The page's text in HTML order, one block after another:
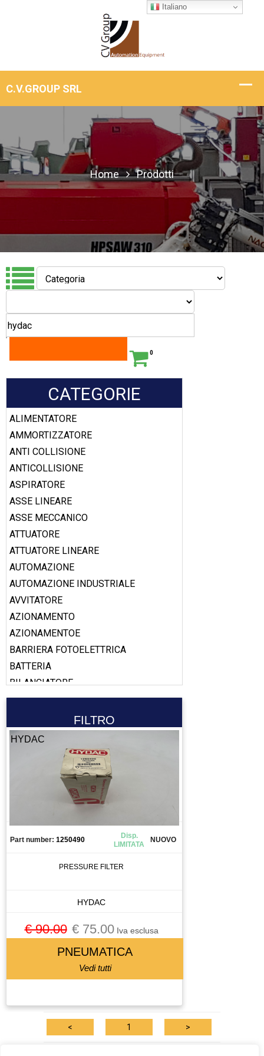
Home Prodotti
0
CATEGORIE
ALIMENTATORE
AMMORTIZZATORE
ANTI COLLISIONE
ANTICOLLISIONE
ASPIRATORE
ASSE LINEARE
ASSE MECCANICO
ATTUATORE
ATTUATORE LINEARE
AUTOMAZIONE
AUTOMAZIONE INDUSTRIALE
AVVITATORE
AZIONAMENTO
AZIONAMENTOE
BARRIERA FOTOELETTRICA
BATTERIA
BILANCIATORE
BOBINA
CABLAGGIO
CANALIZZAZIONE
CASSETTO DI SALDATURA
CHILLER
CHIUSURA PNEUMATICA
CHIUSURA PNEUMATICAA
CIABATTA DI CONNESSIONE
CIRCUITO STAMPATO
CIRCUITO STAMPATOTO
FILTRO
HYDAC
Part number: 1250490
Disp.
LIMITATA
NUOVO
PRESSURE FILTER
HYDAC
€ 90.00 € 75.00Iva esclusa
PNEUMATICA
Vedi tutti
< 1 >
Italiano